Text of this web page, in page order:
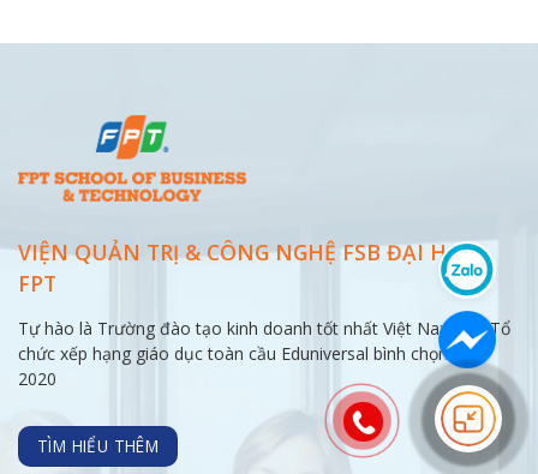
VIỆN QUẢN TRỊ & CÔNG NGHỆ FSB ĐẠI HỌC
FPT
Tự hào là Trường đào tạo kinh doanh tốt nhất Việt Nam, do Tổ
chức xếp hạng giáo dục toàn cầu Eduniversal bình chọn năm
2020
TÌM HIỂU THÊM